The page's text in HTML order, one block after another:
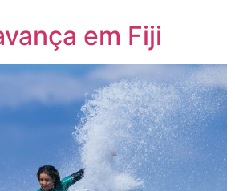
em Fiji